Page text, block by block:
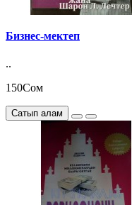
Бизнес-мектеп
..
150Сом
Сатып алам